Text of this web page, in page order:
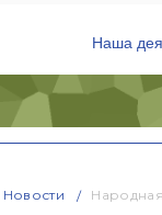
Наша
Новости